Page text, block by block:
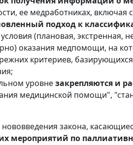
ее медработниках,
подход к
(плановая,
оказания медпомощи, на
критериев,
уровнезакрепляются и
медицинской помощи",
закона,
мероприятий по